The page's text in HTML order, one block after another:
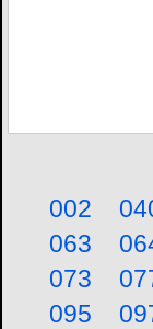
002
063
073
095